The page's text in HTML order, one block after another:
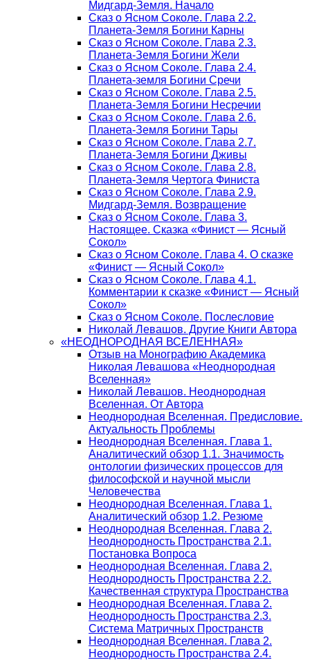
Мидгард-Земля. Начало
Сказ о Ясном Соколе. Глава 2.2.
Планета-Земля Богини Карны
Сказ о Ясном Соколе. Глава 2.3.
Планета-Земля Богини Жели
Сказ о Ясном Соколе. Глава 2.4.
Планета-земля Богини Сречи
Сказ о Ясном Соколе. Глава 2.5.
Планета-Земля Богини Несречии
Сказ о Ясном Соколе. Глава 2.6.
Планета-Земля Богини Тары
Сказ о Ясном Соколе. Глава 2.7.
Планета-Земля Богини Дживы
Сказ о Ясном Соколе. Глава 2.8.
Планета-Земля Чертога Финиста
Сказ о Ясном Соколе. Глава 2.9.
Мидгард-Земля. Возвращение
Сказ о Ясном Соколе. Глава 3.
Настоящее. Сказка «Финист — Ясный
Сокол»
Сказ о Ясном Соколе. Глава 4. О сказке
«Финист — Ясный Сокол»
Сказ о Ясном Соколе. Глава 4.1.
Комментарии к сказке «Финист — Ясный
Сокол»
Сказ о Ясном Соколе. Послесловие
Николай Левашов. Другие Книги Автора
«НЕОДНОРОДНАЯ ВСЕЛЕННАЯ»
Отзыв на Монографию Академика
Николая Левашова «Неоднородная
Вселенная»
Николай Левашов. Неоднородная
Вселенная. От Автора
Неоднородная Вселенная. Предисловие.
Актуальность Проблемы
Неоднородная Вселенная. Глава 1.
Аналитический обзор 1.1. Значимость
онтологии физических процессов для
философской и научной мысли
Человечества
Неоднородная Вселенная. Глава 1.
Аналитический обзор 1.2. Резюме
Неоднородная Вселенная. Глава 2.
Неоднородность Пространства 2.1.
Постановка Вопроса
Неоднородная Вселенная. Глава 2.
Неоднородность Пространства 2.2.
Качественная структура Пространства
Неоднородная Вселенная. Глава 2.
Неоднородность Пространства 2.3.
Система Матричных Пространств
Неоднородная Вселенная. Глава 2.
Неоднородность Пространства 2.4.